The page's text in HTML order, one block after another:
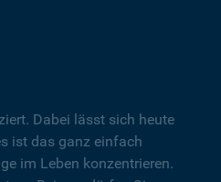
Dabei lässt sich heute
ist das ganz einfach
im Leben konzentrieren.